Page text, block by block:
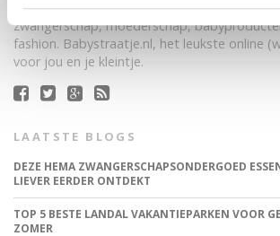
inspirerende blogs en handige artikelen op
zwangerschap, moederschap,
fashion. Babystraatje.nl, het leukste online
voor jou en je kleintje.
LAATSTE BLOGS
DEZE HEMA ZWANGERSCHAPSONDERGOED
LIEVER EERDER ONTDEKT
TOP 5 BESTE LANDAL VAKANTIEPARKEN VOOR
ZOMER